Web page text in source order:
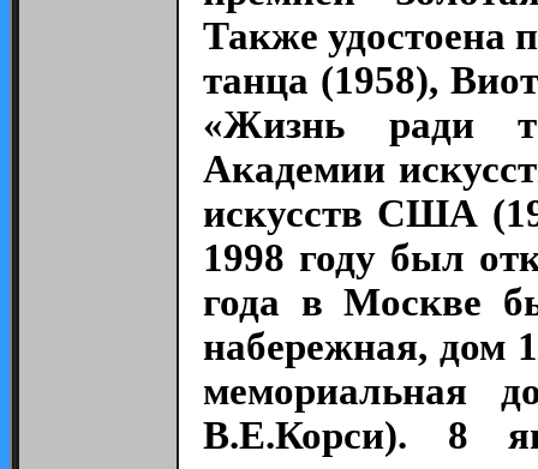
Также
танца (1958),
«Жизнь ради
Академии
искусств США
1998 году был
года в Москве
набережная, дом 1
мемориальная
В.Е.Корси). 8